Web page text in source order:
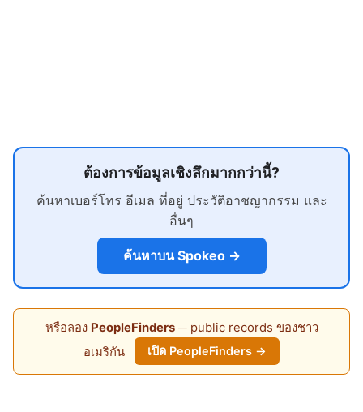
ต้องการข้อมูลเชิงลึกมากกว่านี้?
ค้นหาเบอร์โทร อีเมล ที่อยู่ ประวัติอาชญากรรม และ
อื่นๆ
ค้นหาบน Spokeo →
หรือลอง PeopleFinders─ public records ของชาว
อเมริกัน
เปิด PeopleFinders →